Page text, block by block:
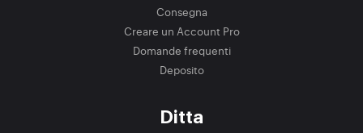
Consegna
Creare un Account Pro
Domande frequenti
Deposito
Ditta